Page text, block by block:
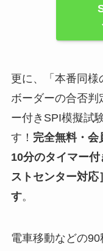
更に、「本番同様
ボーダーの合否判
ー付きSPI模擬試
す！ 完全無料・会
10分のタイマー
ストセンター対応］
す。
電車移動などの